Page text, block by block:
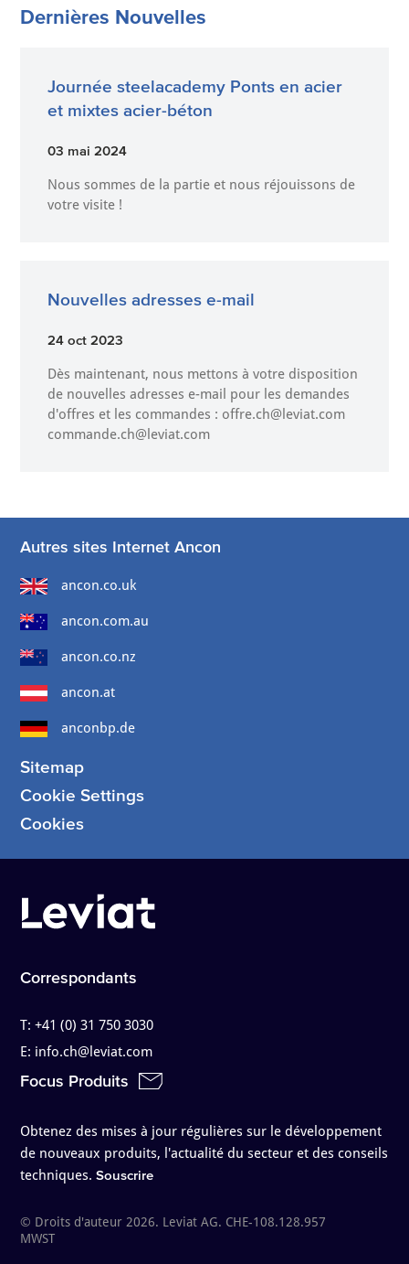
Dernières Nouvelles
Journée steelacademy Ponts en acier
et mixtes acier-béton
03 mai 2024
Nous sommes de la partie et nous réjouissons de
votre visite !
Nouvelles adresses e-mail
24 oct 2023
Dès maintenant, nous mettons à votre disposition
de nouvelles adresses e-mail pour les demandes
d'offres et les commandes : offre.ch@leviat.com
commande.ch@leviat.com
Autres sites Internet Ancon
ancon.co.uk
ancon.com.au
ancon.co.nz
ancon.at
anconbp.de
Sitemap
Cookie Settings
Cookies
Correspondants
T:+41 (0) 31 750 3030
E: info.ch@leviat.com
Focus Produits
Obtenez des mises à jour régulières sur le développement
de nouveaux produits, l'actualité du secteur et des conseils
techniques. Souscrire
© Droits d'auteur 2026. Leviat AG. CHE-108.128.957
MWST